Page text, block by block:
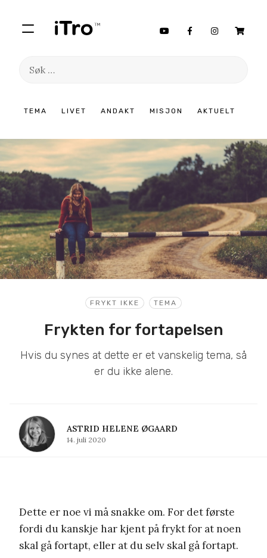
TEMA LIVET ANDAKT MISJON AKTUELT
Søk
innhold
FRYKT IKKE TEMA
Frykten for fortapelsen
Hvis du synes at dette er et vanskelig tema, så
er du ikke alene.
ASTRID HELENE ØGAARD
14. juli 2020
Dette er noe vi må snakke om. For det første
fordi du kanskje har kjent på frykt for at noen
skal gå fortapt, eller at du selv skal gå fortapt.